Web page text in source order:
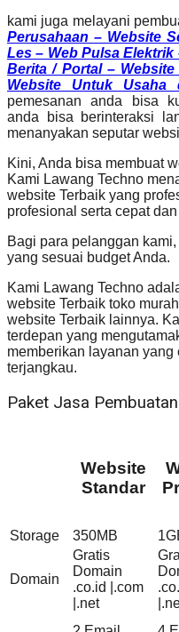
kami juga melayani
Perusahaan – Website
Les – Web Pulsa
Berita / Portal –
Website Untuk Usaha
pemesanan anda bisa
anda bisa berinteraksi
menanyakan seputar
Kini, Anda bisa membuat
Kami Lawang Techno
website Terbaik yang
profesional serta cepat
Bagi para pelanggan
yang sesuai budget Anda.
Kami Lawang Techno
website Terbaik toko
website Terbaik lainnya.
terdepan yang
memberikan layanan
terjangkau.
Paket Jasa
Website
Standar
Storage 350MB
Domain
Gratis
Domain
.co.id |.com
|.net